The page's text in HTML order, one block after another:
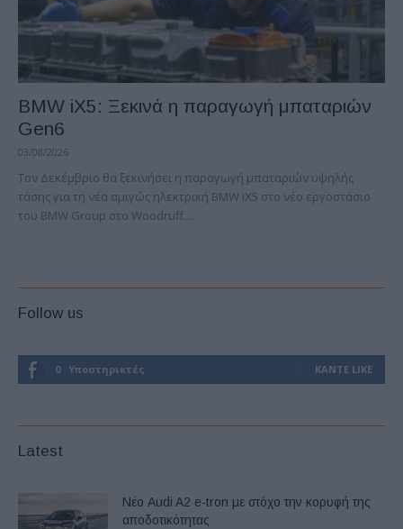
BMW iX5: Ξεκινά η παραγωγή μπαταριών
Gen6
03/08/2026
Τον Δεκέμβριο θα ξεκινήσει η παραγωγή μπαταριών υψηλής
τάσης για τη νέα αμιγώς ηλεκτρική BMW iX5 στο νέο εργοστάσιο
του BMW Group στο Woodruff....
Follow us
0 Υποστηρικτές ΚΆΝΤΕ LIKE
Latest
Νέο Audi A2 e-tron με στόχο την κορυφή της
αποδοτικότητας